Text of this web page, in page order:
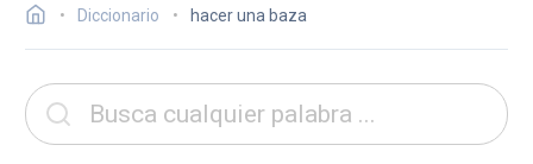
Diccionario hacer una baza